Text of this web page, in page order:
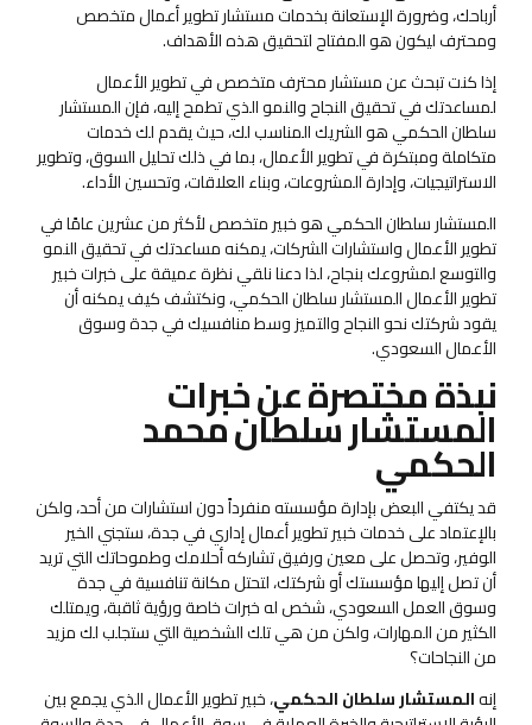
أرباحك، وضرورة الإستعانة بخدمات مستشار تطوير أعمال متخصص
ومحترف ليكون هو المفتاح لتحقيق هذه الأهداف.
إذا كنت تبحث عن مستشار محترف متخصص في تطوير الأعمال
لمساعدتك في تحقيق النجاح والنمو الذي تطمح إليه، فإن المستشار
سلطان الحكمي هو الشريك المناسب لك، حيث يقدم لك خدمات
متكاملة ومبتكرة في تطوير الأعمال، بما في ذلك تحليل السوق، وتطوير
الاستراتيجيات، وإدارة المشروعات، وبناء العلاقات، وتحسين الأداء.
المستشار سلطان الحكمي هو خبير متخصص لأكثر من عشرين عامًا في
تطوير الأعمال واستشارات الشركات، يمكنه مساعدتك في تحقيق النمو
والتوسع لمشروعك بنجاح، لذا دعنا نلقي نظرة عميقة على خبرات خبير
تطوير الأعمال المستشار سلطان الحكمي، ونكتشف كيف يمكنه أن
يقود شركتك نحو النجاح والتميز وسط منافسيك في جدة وسوق
الأعمال السعودي.
نبذة مختصرة عن خبرات
المستشار سلطان محمد
الحكمي
قد يكتفي البعض بإدارة مؤسسته منفرداً دون استشارات من أحد، ولكن
بالإعتماد على خدمات خبير تطوير أعمال إداري في جدة، ستجني الخير
الوفير، وتحصل على معين ورفيق تشاركه أحلامك وطموحاتك التي تريد
أن تصل إليها مؤسستك أو شركتك، لتحتل مكانة تنافسية في جدة
وسوق العمل السعودي، شخص له خبرات خاصة ورؤية ثاقبة، ويمتلك
الكثير من المهارات، ولكن من هي تلك الشخصية التي ستجلب لك مزيد
من النجاحات؟
إنهالمستشار سلطان الحكمي، خبير تطوير الأعمال الذي يجمع بين